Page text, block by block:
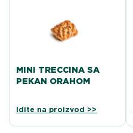
MINI TRECCINA SA
PEKAN ORAHOM
Idite na proizvod >>